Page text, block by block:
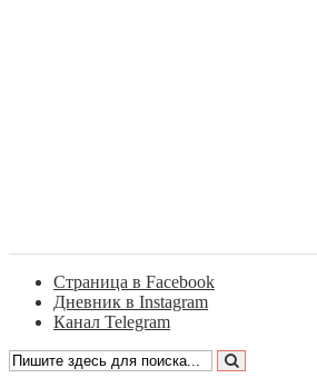
Страница в Facebook
Дневник в Instagram
Канал Telegram